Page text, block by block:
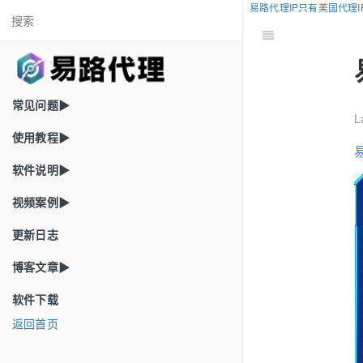
常见问题▶
使用教程▶
软件说明▶
视频案例▶
更新日志
博客文章▶
软件下载
返回首页
易路代理IP只有美国代理